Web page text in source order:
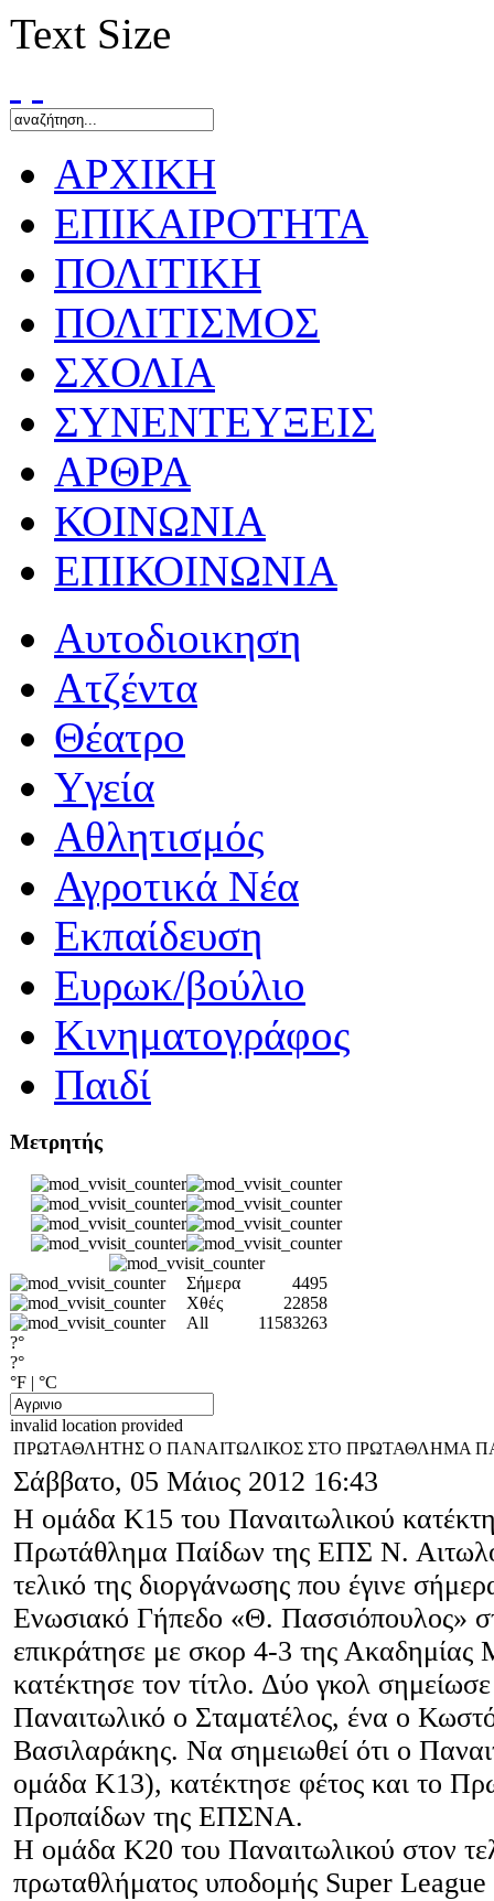
Text Size
ΑΡΧΙΚΗ
ΕΠΙΚΑΙΡΟΤΗΤΑ
ΠΟΛΙΤΙΚΗ
ΠΟΛΙΤΙΣΜΟΣ
ΣΧΟΛΙΑ
ΣΥΝΕΝΤΕΥΞΕΙΣ
ΑΡΘΡΑ
ΚΟΙΝΩΝΙΑ
ΕΠΙΚΟΙΝΩΝΙΑ
Αυτοδιοικηση
Ατζέντα
Θέατρο
Yγεία
Αθλητισμός
Αγροτικά Νέα
Εκπαίδευση
Ευρωκ/βούλιο
Κινηματογράφος
Παιδί
Μετρητής
Σήμερα
4495
Χθές
22858
All
11583263
?°
?°
°F | °C
invalid location provided
ΠΡΩΤΑΘΛΗΤΗΣ Ο ΠΑΝΑΙΤΩΛΙΚΟΣ ΣΤΟ ΠΡΩΤΑΘΛΗΜΑ
Σάββατο, 05 Μάιος 2012 16:43
Η ομάδα Κ15 του Παναιτωλικού
Πρωτάθλημα Παίδων της ΕΠΣ Ν.
τελικό της διοργάνωσης που έγινε
Ενωσιακό Γήπεδο «Θ. Πασσιόπουλος»
επικράτησε με σκορ 4-3 της Ακαδημίας
κατέκτησε τον τίτλο. Δύο γκολ σημείωσε
Παναιτωλικό ο Σταματέλος, ένα ο
Βασιλαράκης. Να σημειωθεί ότι ο
ομάδα Κ13), κατέκτησε φέτος και το
Προπαίδων της ΕΠΣΝΑ.
Η ομάδα Κ20 του Παναιτωλικού στον
πρωταθλήματος υποδομής Super